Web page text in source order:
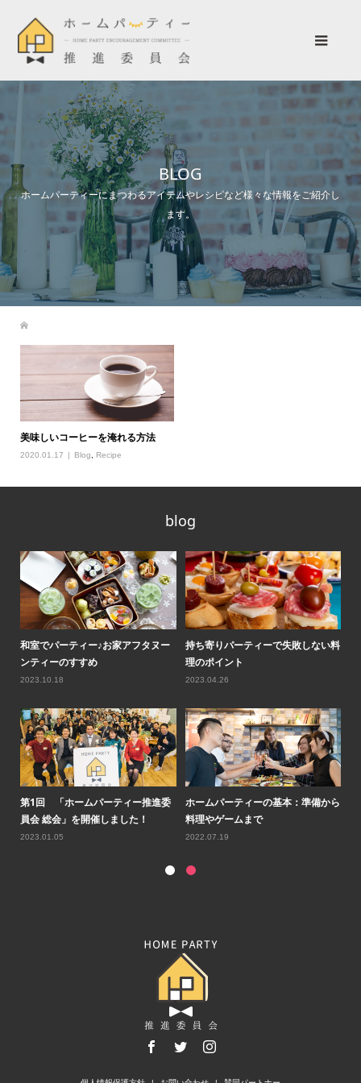
BLOG
ホームパーティーにまつわるアイテムやレシピなど様々な情報をご紹介し
ます。
美味しいコーヒーを淹れる方法
2020.01.17 Blog, Recipe
blog
和室でパーティー♪お家アフタヌー
ンティーのすすめ
2023.10.18
持ち寄りパーティーで失敗しない料
理のポイント
2023.04.26
第1回 「ホームパーティー推進委
員会 総会」を開催しました！
2023.01.05
ホームパーティーの基本：準備から
料理やゲームまで
2022.07.19